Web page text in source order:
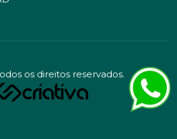
os direitos reservados.